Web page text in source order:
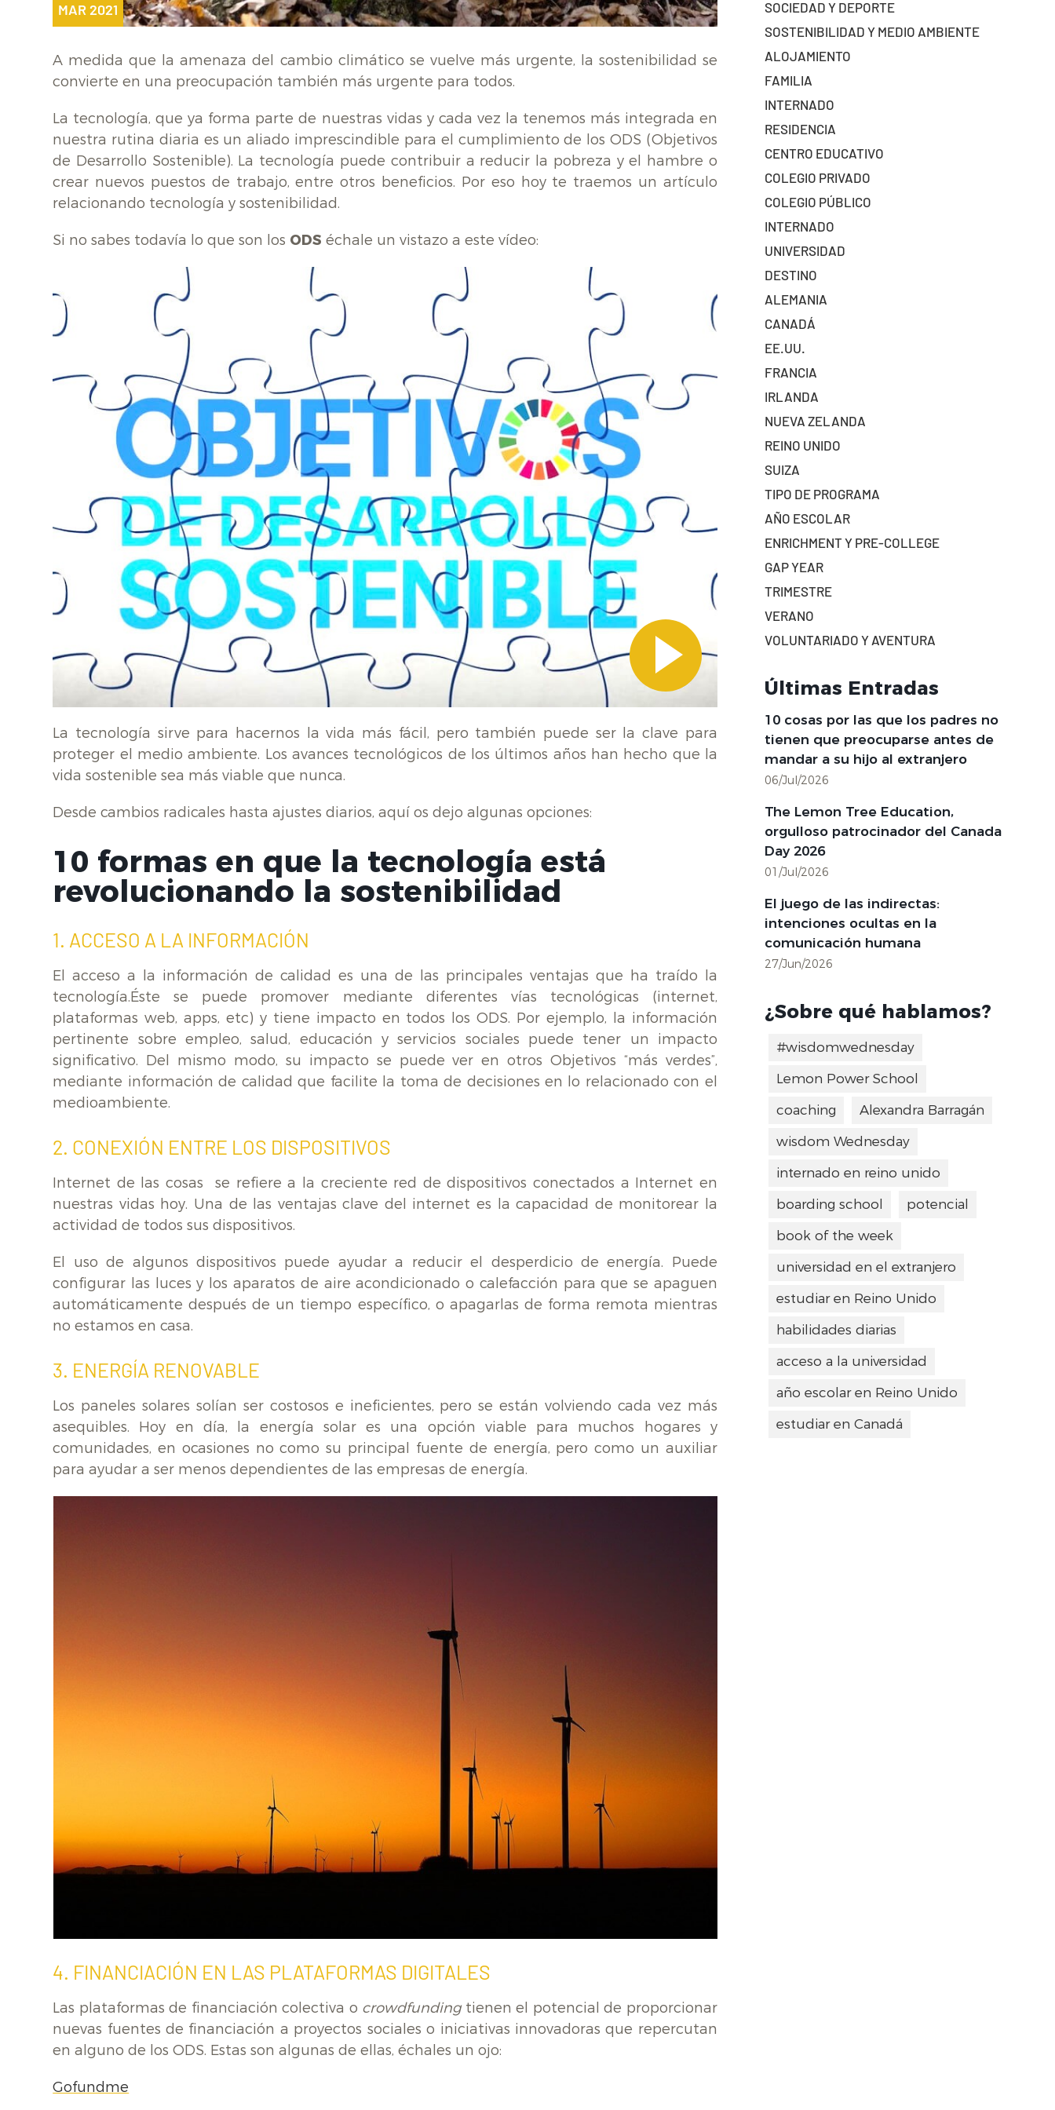
MAR 2021
A medida que la amenaza del cambio climático se vuelve más urgente, la sostenibilidad se
convierte en una preocupación también más urgente para todos.
La tecnología, que ya forma parte de nuestras vidas y cada vez la tenemos más integrada en
nuestra rutina diaria es un aliado imprescindible para el cumplimiento de los ODS (Objetivos
de Desarrollo Sostenible). La tecnología puede contribuir a reducir la pobreza y el hambre o
crear nuevos puestos de trabajo, entre otros beneficios. Por eso hoy te traemos un artículo
relacionando tecnología y sostenibilidad.
Si no sabes todavía lo que son los ODS échale un vistazo a este vídeo:
La tecnología sirve para hacernos la vida más fácil, pero también puede ser la clave para
proteger el medio ambiente. Los avances tecnológicos de los últimos años han hecho que la
vida sostenible sea más viable que nunca.
Desde cambios radicales hasta ajustes diarios, aquí os dejo algunas opciones:
10 formas en que la tecnología está
revolucionando la sostenibilidad
1. ACCESO A LA INFORMACIÓN
El acceso a la información de calidad es una de las principales ventajas que ha traído la
tecnología.Éste se puede promover mediante diferentes vías tecnológicas (internet,
plataformas web, apps, etc) y tiene impacto en todos los ODS. Por ejemplo, la información
pertinente sobre empleo, salud, educación y servicios sociales puede tener un impacto
significativo. Del mismo modo, su impacto se puede ver en otros Objetivos “más verdes”,
mediante información de calidad que facilite la toma de decisiones en lo relacionado con el
medioambiente.
2. CONEXIÓN ENTRE LOS DISPOSITIVOS
Internet de las cosas se refiere a la creciente red de dispositivos conectados a Internet en
nuestras vidas hoy. Una de las ventajas clave del internet es la capacidad de monitorear la
actividad de todos sus dispositivos.
El uso de algunos dispositivos puede ayudar a reducir el desperdicio de energía. Puede
configurar las luces y los aparatos de aire acondicionado o calefacción para que se apaguen
automáticamente después de un tiempo específico, o apagarlas de forma remota mientras
no estamos en casa.
3. ENERGÍA RENOVABLE
Los paneles solares solían ser costosos e ineficientes, pero se están volviendo cada vez más
asequibles. Hoy en día, la energía solar es una opción viable para muchos hogares y
comunidades, en ocasiones no como su principal fuente de energía, pero como un auxiliar
para ayudar a ser menos dependientes de las empresas de energía.
4. FINANCIACIÓN EN LAS PLATAFORMAS DIGITALES
Las plataformas de financiación colectiva o crowdfundingtienen el potencial de proporcionar
nuevas fuentes de financiación a proyectos sociales o iniciativas innovadoras que repercutan
en alguno de los ODS. Estas son algunas de ellas, échales un ojo:
Gofundme
SOCIEDAD Y DEPORTE
SOSTENIBILIDAD Y MEDIO AMBIENTE
ALOJAMIENTO
FAMILIA
INTERNADO
RESIDENCIA
CENTRO EDUCATIVO
COLEGIO PRIVADO
COLEGIO PÚBLICO
INTERNADO
UNIVERSIDAD
DESTINO
ALEMANIA
CANADÁ
EE.UU.
FRANCIA
IRLANDA
NUEVA ZELANDA
REINO UNIDO
SUIZA
TIPO DE PROGRAMA
AÑO ESCOLAR
ENRICHMENT Y PRE-COLLEGE
GAP YEAR
TRIMESTRE
VERANO
VOLUNTARIADO Y AVENTURA
Últimas Entradas
10 cosas por las que los padres no
tienen que preocuparse antes de
mandar a su hijo al extranjero
06/Jul/2026
The Lemon Tree Education,
orgulloso patrocinador del Canada
Day 2026
01/Jul/2026
El juego de las indirectas:
intenciones ocultas en la
comunicación humana
27/Jun/2026
¿Sobre qué hablamos?
#wisdomwednesday
Lemon Power School
coaching
Alexandra Barragán
wisdom Wednesday
internado en reino unido
boarding school
potencial
book of the week
universidad en el extranjero
estudiar en Reino Unido
habilidades diarias
acceso a la universidad
año escolar en Reino Unido
estudiar en Canadá